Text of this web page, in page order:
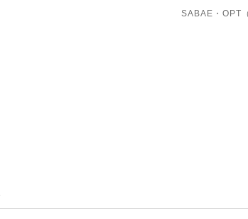
SABAE・OPT